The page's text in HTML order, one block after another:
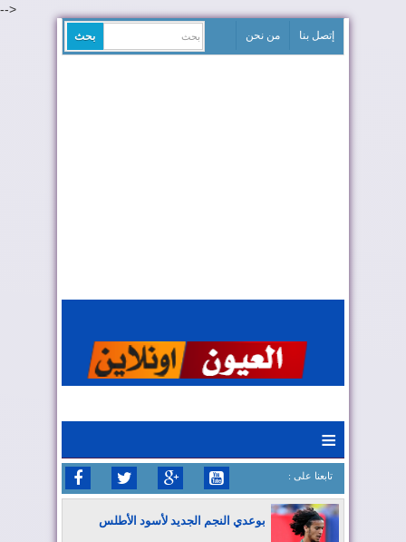
-->
إتصل بنا من نحن
≡
: تابعنا على
بوعدي النجم الجديد لأسود الأطلس